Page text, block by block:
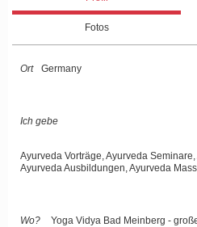
Fotos
Ort Germany
Ich gebe
Ayurveda Vorträge, Ayurveda
Ayurveda Ausbildungen, Ayurveda
Wo? Yoga Vidya Bad Meinberg -